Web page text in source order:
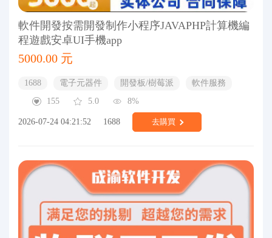
軟件開發按需開發制作小程序JAVAPHP計算機編
程遊戲安卓UI手機app
5000.00 元
1688 電子元器件 開發板/樹莓派
軟件服務
155
5.0 8%
2026-07-24 04:21:52 1688 去購買